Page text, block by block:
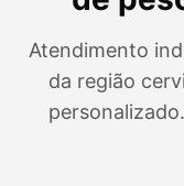
Atendimento
da região